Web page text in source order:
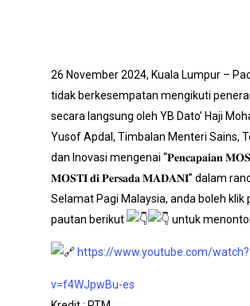
26 November 2024, Kuala Lumpur –
tidak berkesempatan mengikuti
secara langsung oleh YB Dato’ Haji
Yusof Apdal, Timbalan Menteri Sains,
dan Inovasi mengenai “𝐏𝐞𝐧𝐜𝐚𝐩𝐚𝐢𝐚𝐧
𝐌𝐎𝐒𝐓𝐈 𝐝𝐢 𝐏𝐞𝐫𝐬𝐚𝐝𝐚 𝐌𝐀𝐃𝐀𝐍𝐈” dalam
Selamat Pagi Malaysia, anda boleh klik
pautan berikut
untuk
https://www.youtube.com/watch?
v=f4WJpwBu-es